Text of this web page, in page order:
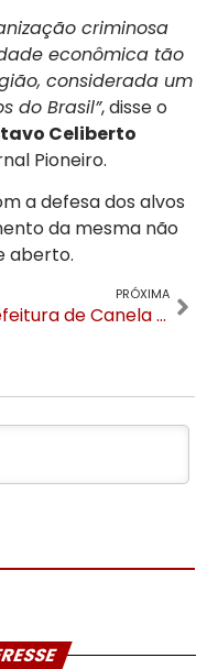
criminosa
econômica tão
considerada um
do Brasil”, disse o
Celiberto
Pioneiro.
a defesa dos alvos
da mesma não
aberto.
PRÓXIMA
Prefeitura de Canela realiza plantio de 20 mil mudas de flores em canteiros públicos